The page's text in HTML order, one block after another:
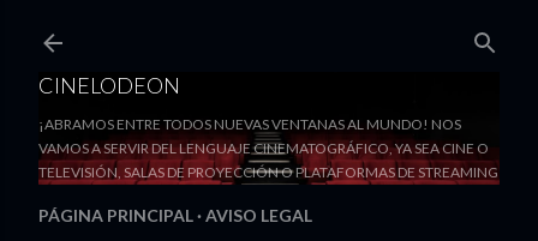
CINELODEON
¡ABRAMOS ENTRE TODOS NUEVAS VENTANAS AL MUNDO! NOS
VAMOS A SERVIR DEL LENGUAJE CINEMATOGRÁFICO, YA SEA CINE O
TELEVISIÓN, SALAS DE PROYECCIÓN O PLATAFORMAS DE STREAMING
PÁGINA PRINCIPAL AVISO LEGAL